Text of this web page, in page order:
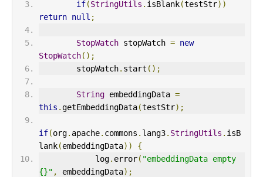
if(StringUtils . isBlank(testStr))
return null ;
StopWatch stopWatch = new
StopWatch();
        stopWatch
. start ();
String embeddingData =
this .getEmbeddingData(testStr);
if(org. apache. commons . lang3. StringUtils . isB
lank(embeddingData))
{
            log
. error( "embeddingData empty
{}" , embeddingData);